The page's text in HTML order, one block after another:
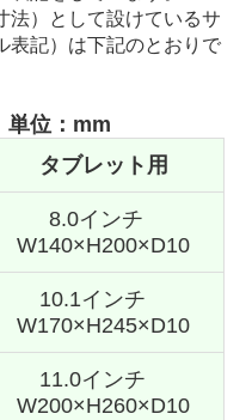
法）として設けているサ
表記）は下記のとおりで
位：mm
タブレット用
8.0インチ
W140×H200×D10
10.1インチ
W170×H245×D10
11.0インチ
W200×H260×D10